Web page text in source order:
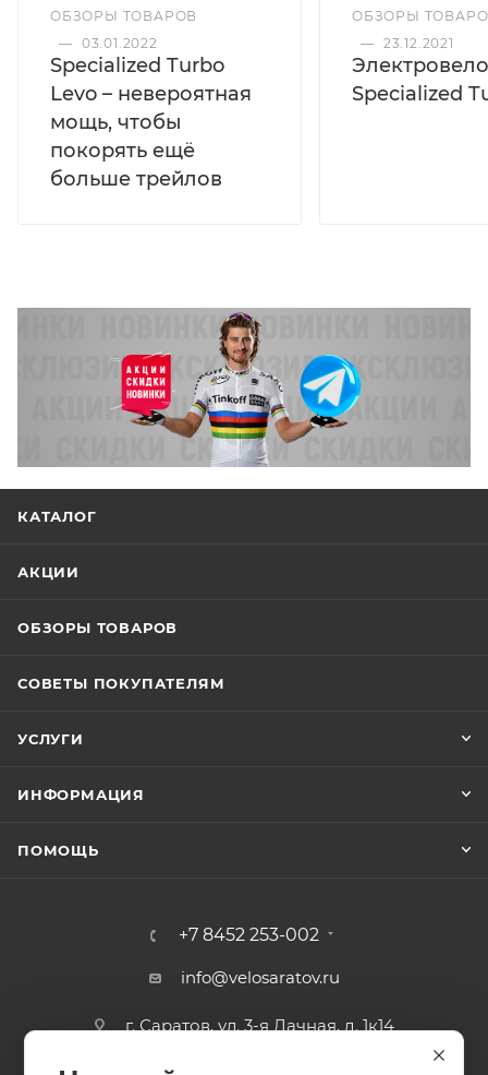
ОБЗОРЫ ТОВАРОВ
— 03.01.2022
Specialized Turbo
Levo – невероятная
мощь, чтобы
покорять ещё
больше трейлов
ОБЗОРЫ
— 23.12.2021
Specialized
КАТАЛОГ
АКЦИИ
ОБЗОРЫ ТОВАРОВ
СОВЕТЫ ПОКУПАТЕЛЯМ
УСЛУГИ
ИНФОРМАЦИЯ
ПОМОЩЬ
+7 8452 253-002
info@velosaratov.ru
г. Саратов, ул. 3-я Дачная, д. 1к14